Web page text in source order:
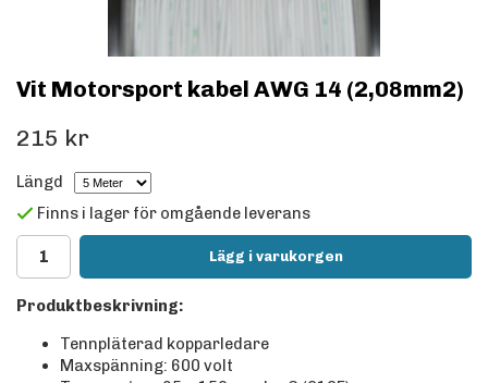
Vit Motorsport kabel AWG 14 (2,08mm2)
215 kr
Längd
Finns i lager för omgående leverans
Lägg i varukorgen
Produktbeskrivning:
Tennpläterad kopparledare
Maxspänning: 600 volt